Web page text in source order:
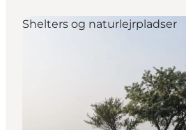
Shelters og naturlejrpladser